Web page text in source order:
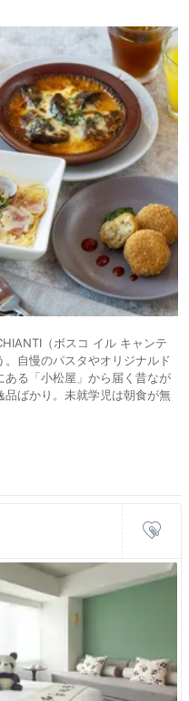
（ボスコ イル キャンテ
。自慢のパスタやオリジナルド
ある「小松屋」から届く昔なが
品ばかり。未就学児は朝食が無